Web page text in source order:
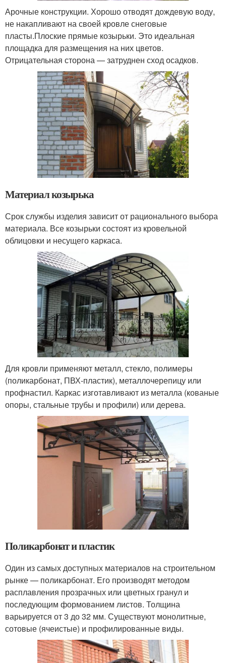
Арочные конструкции. Хорошо отводят дождевую воду,
не накапливают на своей кровле снеговые
пласты.Плоские прямые козырьки. Это идеальная
площадка для размещения на них цветов.
Отрицательная сторона — затруднен сход осадков.
Материал козырька
Срок службы изделия зависит от рационального выбора
материала. Все козырьки состоят из кровельной
облицовки и несущего каркаса.
Для кровли применяют металл, стекло, полимеры
(поликарбонат, ПВХ-пластик), металлочерепицу или
профнастил. Каркас изготавливают из металла (кованые
опоры, стальные трубы и профили) или дерева.
Поликарбонат и пластик
Один из самых доступных материалов на строительном
рынке — поликарбонат. Его производят методом
расплавления прозрачных или цветных гранул и
последующим формованием листов. Толщина
варьируется от 3 до 32 мм. Существуют монолитные,
сотовые (ячеистые) и профилированные виды.